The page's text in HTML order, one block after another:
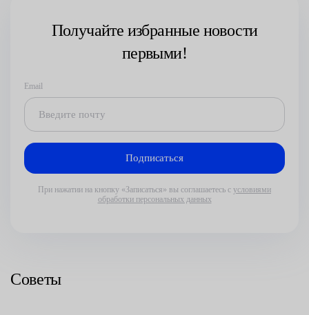
Получайте избранные новости
первыми!
Email
При нажатии на кнопку «Записаться» вы соглашаетесь с условиями
обработки персональных данных
Советы